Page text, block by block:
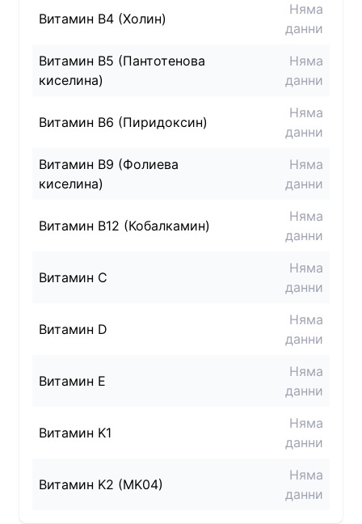
Витамин B4 (Холин)
Няма
данни
Витамин B5 (Пантотенова
киселина)
Няма
данни
Витамин B6 (Пиридоксин)
Няма
данни
Витамин B9 (Фолиева
киселина)
Няма
данни
Витамин B12 (Кобалкамин)
Няма
данни
Витамин C
Няма
данни
Витамин D
Няма
данни
Витамин E
Няма
данни
Витамин K1
Няма
данни
Витамин K2 (MK04)
Няма
данни